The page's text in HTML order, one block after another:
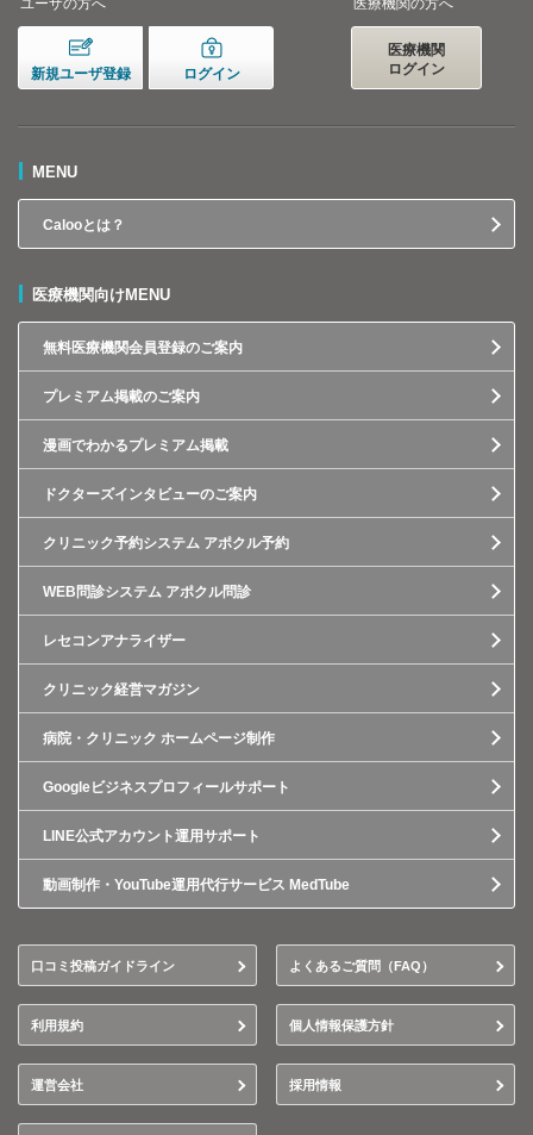
ユーザの方へ
新規ユーザ登録 ログイン
医療機関の方へ
医療機関
ログイン
MENU
Calooとは？
医療機関向けMENU
無料医療機関会員登録のご案内
プレミアム掲載のご案内
漫画でわかるプレミアム掲載
ドクターズインタビューのご案内
クリニック予約システム アポクル予約
WEB問診システム アポクル問診
レセコンアナライザー
クリニック経営マガジン
病院・クリニック ホームページ制作
Googleビジネスプロフィールサポート
LINE公式アカウント運用サポート
動画制作・YouTube運用代行サービス MedTube
口コミ投稿ガイドライン よくあるご質問（FAQ）
利用規約 個人情報保護方針
運営会社 採用情報